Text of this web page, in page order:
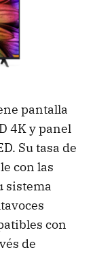
pantalla
4K y panel
Su tasa de
con las
sistema
con
de